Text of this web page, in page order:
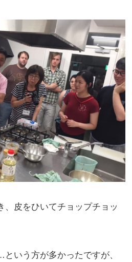
、皮をひいてチョップチョッ
いう方が多かったですが、